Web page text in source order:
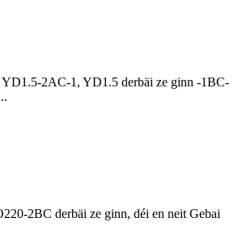
2AC-1, YD1.5 derbäi ze ginn -1BC-
2BC derbäi ze ginn, déi en neit Gebai